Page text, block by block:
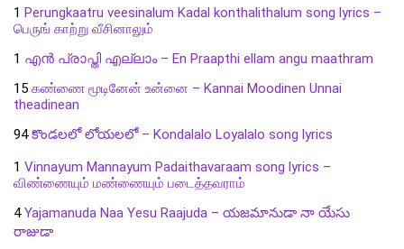
1 Perungkaatru veesinalum Kadal konthalithalum song lyrics –
பெருங் காற்று வீசினாலும்
1 എൻ പ്രാപ്തി എല്ലാം – En Praapthi ellam angu maathram
15 கண்ணை மூடினேன் உன்னை – Kannai Moodinen Unnai
theadinean
94 కొండలలో లోయలలో – Kondalalo Loyalalo song lyrics
1 Vinnayum Mannayum Padaithavaraam song lyrics –
விண்ணையும் மண்ணையும் படைத்தவராம்
4 Yajamanuda Naa Yesu Raajuda – యజమానుడా నా యేసు
రాజుడా